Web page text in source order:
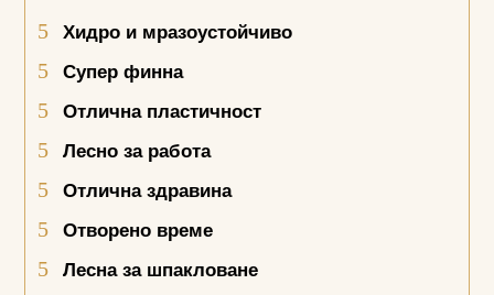
Хидро и мразоустойчиво
Супер финна
Отлична пластичност
Лесно за работа
Отлична здравина
Отворено време
Лесна за шпакловане